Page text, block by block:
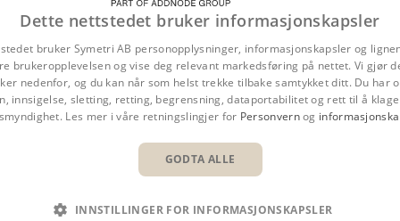
Oversikt Fordeler
Dette nettstedet bruker informasjonskapsler
bruker Symetri AB personopplysninger, informasjonskapsler og
brukeropplevelsen og vise deg relevant markedsføring på nettet. Vi gjør
nedenfor, og du kan når som helst trekke tilbake samtykket ditt. Du har
innsigelse, sletting, retting, begrensning, dataportabilitet og rett til å
Les mer i våre retningslingjer for Personvernog
GODTA ALLE
INNSTILLINGER FOR INFORMASJONSKAPSLER